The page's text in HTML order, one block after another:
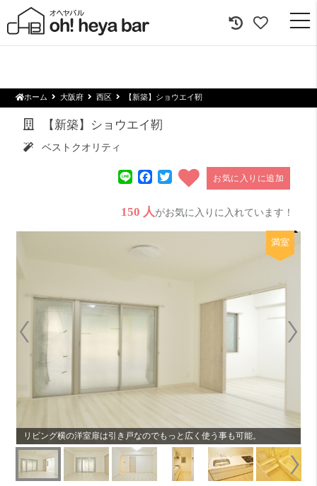
ホーム 大阪府 西区 【新築】ショウエイ靭
【新築】ショウエイ靭
ベストクオリティ
LineFacebook
Twitterお気に入りに追加
150 人がお気に入りに入れています！
満室
リビング横の洋室扉は引き戸なのでもっと広く使う事も可能。